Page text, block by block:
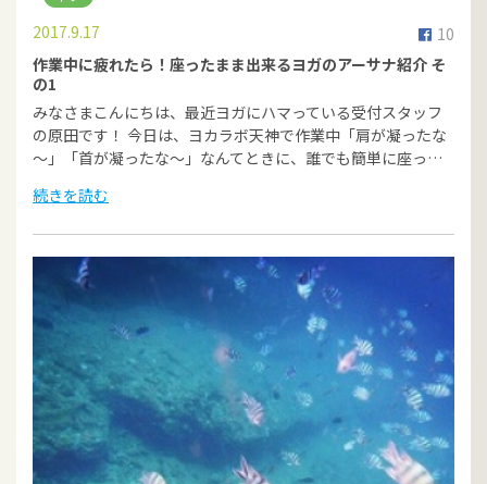
10
2017.9.17
作業中に疲れたら！座ったまま出来るヨガのアーサナ紹介 そ
の1
みなさまこんにちは、最近ヨガにハマっている受付スタッフ
の原田です！ 今日は、ヨカラボ天神で作業中「肩が凝ったな
～」「首が凝ったな～」なんてときに、誰でも簡単に座っ…
続きを読む